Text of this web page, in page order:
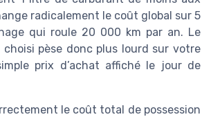
radicalement le coût global sur 5
qui roule 20 000 km par an. Le
pèse donc plus lourd sur votre
prix d’achat affiché le jour de
le coût total de possession